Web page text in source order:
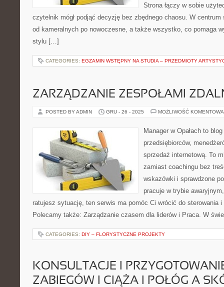
Strona łączy w sobie
czytelnik mógł podjąć decyzję bez zbędnego chaosu. W
od kameralnych po nowoczesne, a także wszystko, co pomaga
stylu […]
CATEGORIES: EGZAMIN WSTĘPNY NA STUDIA – PRZEDMIOTY
ZARZĄDZANIE ZESPOŁAMI
POSTED BY ADMIN GRU - 26 - 2025 MOŻLIWOŚĆ
Manager w Opałach to
przedsiębiorców,
sprzedaż internetową. To
zamiast coachingu bez
wskazówki i sprawdzone
pracuje w trybie
ratujesz sytuację, ten serwis ma pomóc Ci wrócić do sterowania i
Polecamy także: Zarządzanie czasem dla liderów i Praca. W
CATEGORIES: DIY – FLORYSTYCZNE PROJEKTY
KONSULTACJE I
ZABIEGÓW I CIĄŻA I POŁÓG A